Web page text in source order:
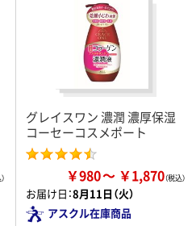
グレイスワン 濃潤 濃厚保湿
コーセーコスメポート
￥980 ￥1,870
お届け日：8月11日（火）
アスクル在庫商品